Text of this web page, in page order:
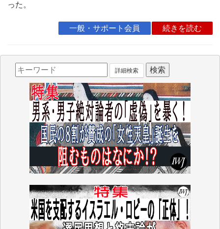
った。
一般・サポート会員 続きを読む
詳細検索